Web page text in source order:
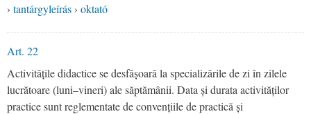
› tantárgyleírás › oktató
Art. 22
Activitățile didactice se desfășoară la specializările de zi în zilele
lucrătoare (luni–vineri) ale săptămânii. Data și durata activităților
practice sunt reglementate de convențiile de practică și